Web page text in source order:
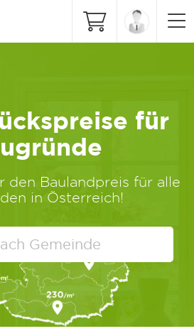
für
den Baulandpreis für alle
in Österreich!